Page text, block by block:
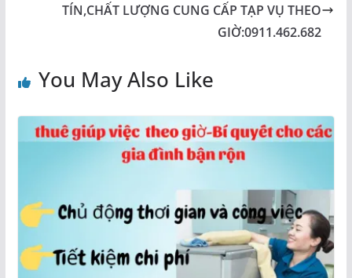
TÍN,CHẤT LƯỢNG CUNG CẤP TẠP VỤ THEO
GIỜ:0911.462.682
You May Also Like